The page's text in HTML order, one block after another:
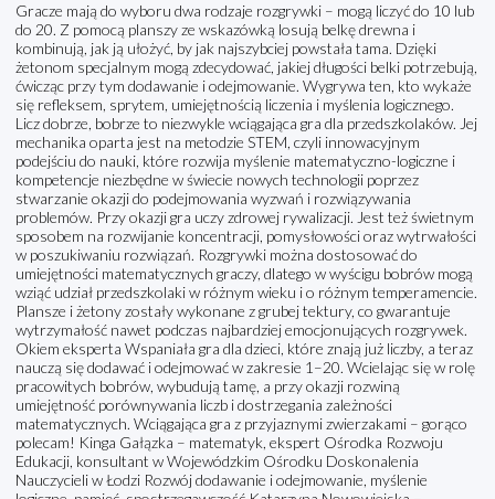
Gracze mają do wyboru dwa rodzaje rozgrywki – mogą liczyć do 10 lub
do 20. Z pomocą planszy ze wskazówką losują belkę drewna i
kombinują, jak ją ułożyć, by jak najszybciej powstała tama. Dzięki
żetonom specjalnym mogą zdecydować, jakiej długości belki potrzebują,
ćwicząc przy tym dodawanie i odejmowanie. Wygrywa ten, kto wykaże
się refleksem, sprytem, umiejętnością liczenia i myślenia logicznego.
Licz dobrze, bobrze to niezwykle wciągająca gra dla przedszkolaków. Jej
mechanika oparta jest na metodzie STEM, czyli innowacyjnym
podejściu do nauki, które rozwija myślenie matematyczno-logiczne i
kompetencje niezbędne w świecie nowych technologii poprzez
stwarzanie okazji do podejmowania wyzwań i rozwiązywania
problemów. Przy okazji gra uczy zdrowej rywalizacji. Jest też świetnym
sposobem na rozwijanie koncentracji, pomysłowości oraz wytrwałości
w poszukiwaniu rozwiązań. Rozgrywki można dostosować do
umiejętności matematycznych graczy, dlatego w wyścigu bobrów mogą
wziąć udział przedszkolaki w różnym wieku i o różnym temperamencie.
Plansze i żetony zostały wykonane z grubej tektury, co gwarantuje
wytrzymałość nawet podczas najbardziej emocjonujących rozgrywek.
Okiem eksperta Wspaniała gra dla dzieci, które znają już liczby, a teraz
nauczą się dodawać i odejmować w zakresie 1–20. Wcielając się w rolę
pracowitych bobrów, wybudują tamę, a przy okazji rozwiną
umiejętność porównywania liczb i dostrzegania zależności
matematycznych. Wciągająca gra z przyjaznymi zwierzakami – gorąco
polecam! Kinga Gałązka – matematyk, ekspert Ośrodka Rozwoju
Edukacji, konsultant w Wojewódzkim Ośrodku Doskonalenia
Nauczycieli w Łodzi Rozwój dodawanie i odejmowanie, myślenie